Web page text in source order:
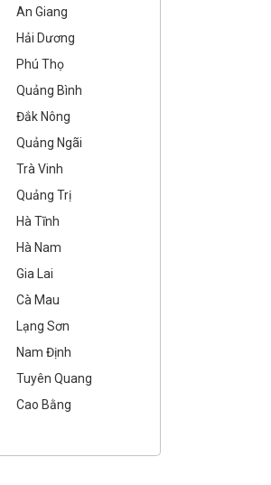
An Giang
Hải Dương
Phú Thọ
Quảng Bình
Đắk Nông
Quảng Ngãi
Trà Vinh
Quảng Trị
Hà Tĩnh
Hà Nam
Gia Lai
Cà Mau
Lạng Sơn
Nam Định
Tuyên Quang
Cao Bằng